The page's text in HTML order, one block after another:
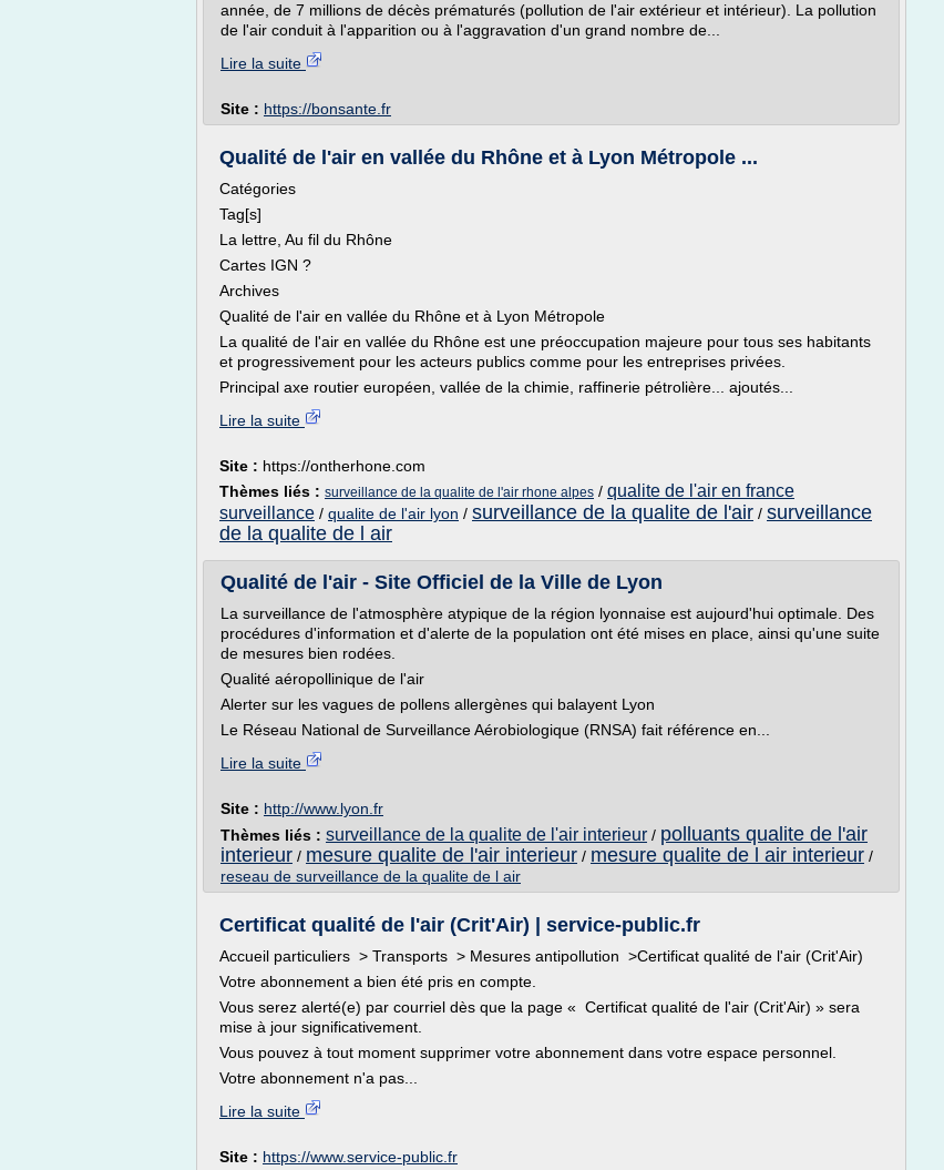
année, de 7 millions de décès prématurés (pollution de l'air extérieur et intérieur). La pollution
de l'air conduit à l'apparition ou à l'aggravation d'un grand nombre de...
Lire la suite
Site : https://bonsante.fr
Qualité de l'air en vallée du Rhône et à Lyon Métropole ...
Catégories
Tag[s]
La lettre, Au fil du Rhône
Cartes IGN ?
Archives
Qualité de l'air en vallée du Rhône et à Lyon Métropole
La qualité de l'air en vallée du Rhône est une préoccupation majeure pour tous ses habitants
et progressivement pour les acteurs publics comme pour les entreprises privées.
Principal axe routier européen, vallée de la chimie, raffinerie pétrolière... ajoutés...
Lire la suite
Site : https://ontherhone.com
Thèmes liés : surveillance de la qualite de l'air rhone alpes / qualite de l'air en france
surveillance / qualite de l'air lyon / surveillance de la qualite de l'air / surveillance
de la qualite de l air
Qualité de l'air - Site Officiel de la Ville de Lyon
La surveillance de l'atmosphère atypique de la région lyonnaise est aujourd'hui optimale. Des
procédures d'information et d'alerte de la population ont été mises en place, ainsi qu'une suite
de mesures bien rodées.
Qualité aéropollinique de l'air
Alerter sur les vagues de pollens allergènes qui balayent Lyon
Le Réseau National de Surveillance Aérobiologique (RNSA) fait référence en...
Lire la suite
Site : http://www.lyon.fr
Thèmes liés : surveillance de la qualite de l'air interieur / polluants qualite de l'air
interieur / mesure qualite de l'air interieur / mesure qualite de l air interieur /
reseau de surveillance de la qualite de l air
Certificat qualité de l'air (Crit'Air) | service-public.fr
Accueil particuliers > Transports > Mesures antipollution >Certificat qualité de l'air (Crit'Air)
Votre abonnement a bien été pris en compte.
Vous serez alerté(e) par courriel dès que la page « Certificat qualité de l'air (Crit'Air) » sera
mise à jour significativement.
Vous pouvez à tout moment supprimer votre abonnement dans votre espace personnel.
Votre abonnement n'a pas...
Lire la suite
Site : https://www.service-public.fr